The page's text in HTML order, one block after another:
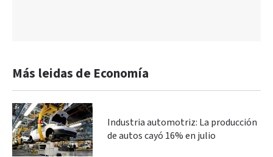
Más leidas de Economía
Industria automotriz: La producción
de autos cayó 16% en julio